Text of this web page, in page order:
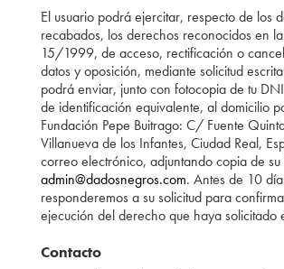
El usuario podrá ejercitar, respecto de los
recabados, los derechos reconocidos en
15/1999, de acceso, rectificación o
datos y oposición, mediante solicitud
podrá enviar, junto con fotocopia de tu
de identificación equivalente, al domicilio
Fundación Pepe Buitrago: C/ Fuente
Villanueva de los Infantes, Ciudad Real,
correo electrónico, adjuntando copia de
admin@dadosnegros.com. Antes de 10
responderemos a su solicitud para
ejecución del derecho que haya solicitado
Contacto